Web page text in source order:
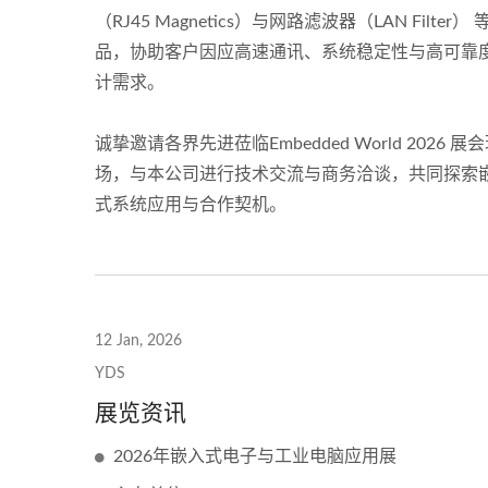
（RJ45 Magnetics）与网路滤波器（LAN Filter）
品，协助客户因应高速通讯、系统稳定性与高可靠
计需求。
诚挚邀请各界先进莅临Embedded World 2026 展会
场，与本公司进行技术交流与商务洽谈，共同探索
式系统应用与合作契机。
12 Jan, 2026
YDS
展览资讯
2026年嵌入式电子与工业电脑应用展